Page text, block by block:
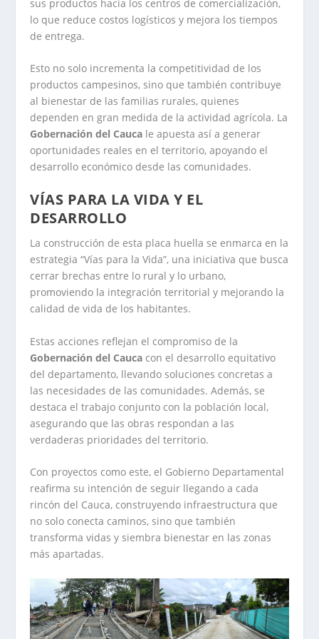
sus productos hacia los centros de comercialización,
lo que reduce costos logísticos y mejora los tiempos
de entrega.
Esto no solo incrementa la competitividad de los
productos campesinos, sino que también contribuye
al bienestar de las familias rurales, quienes
dependen en gran medida de la actividad agrícola. La
Gobernación del Cauca le apuesta así a generar
oportunidades reales en el territorio, apoyando el
desarrollo económico desde las comunidades.
VÍAS PARA LA VIDA Y EL
DESARROLLO
La construcción de esta placa huella se enmarca en la
estrategia “Vías para la Vida”, una iniciativa que busca
cerrar brechas entre lo rural y lo urbano,
promoviendo la integración territorial y mejorando la
calidad de vida de los habitantes.
Estas acciones reflejan el compromiso de la
Gobernación del Cauca con el desarrollo equitativo
del departamento, llevando soluciones concretas a
las necesidades de las comunidades. Además, se
destaca el trabajo conjunto con la población local,
asegurando que las obras respondan a las
verdaderas prioridades del territorio.
Con proyectos como este, el Gobierno Departamental
reafirma su intención de seguir llegando a cada
rincón del Cauca, construyendo infraestructura que
no solo conecta caminos, sino que también
transforma vidas y siembra bienestar en las zonas
más apartadas.